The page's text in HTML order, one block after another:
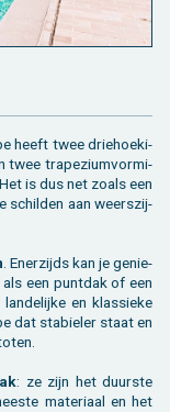
heeft twee drie­hoe­ki­
twee tra­pe­zi­um­vor­mi­
is dus net zoals een
schil­den aan weers­zij­
. Ener­zijds kan je ge­nie­
een punt­dak of een
en klas­sie­ke
dat sta­bie­ler staat en
: ze zijn het duur­ste
ma­te­ri­aal en het